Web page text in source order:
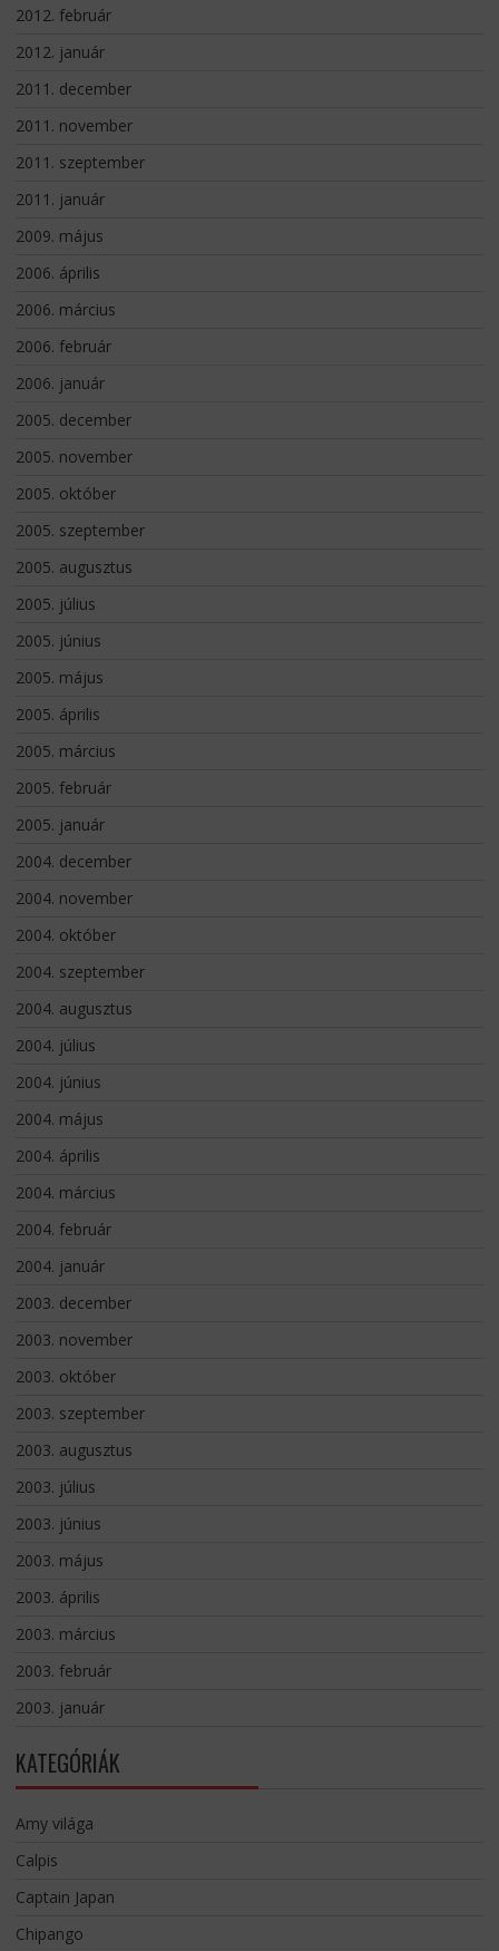
2012. február
2012. január
2011. december
2011. november
2011. szeptember
2011. január
2009. május
2006. április
2006. március
2006. február
2006. január
2005. december
2005. november
2005. október
2005. szeptember
2005. augusztus
2005. július
2005. június
2005. május
2005. április
2005. március
2005. február
2005. január
2004. december
2004. november
2004. október
2004. szeptember
2004. augusztus
2004. július
2004. június
2004. május
2004. április
2004. március
2004. február
2004. január
2003. december
2003. november
2003. október
2003. szeptember
2003. augusztus
2003. július
2003. június
2003. május
2003. április
2003. március
2003. február
2003. január
KATEGÓRIÁK
Amy világa
Calpis
Captain Japan
Chipango